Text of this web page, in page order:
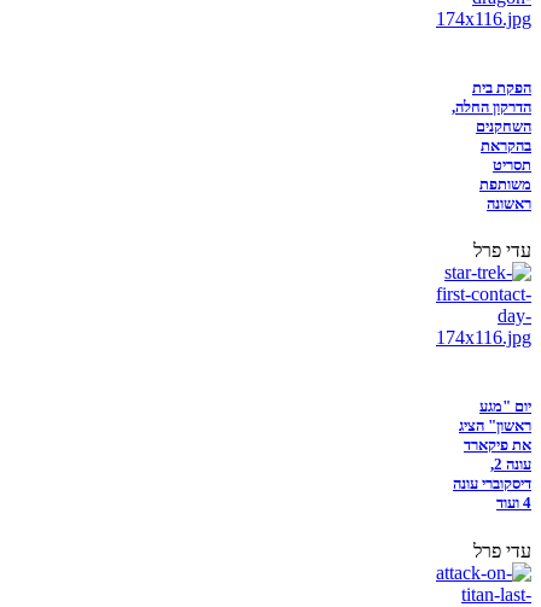
הפקת בית
הדרקון החלה,
השחקנים
בהקראת
תסריט
משותפת
ראשונה
עדי פרל
יום "מגע
ראשון" הציג
את פיקארד
עונה 2,
דיסקוברי עונה
4 ועוד
עדי פרל